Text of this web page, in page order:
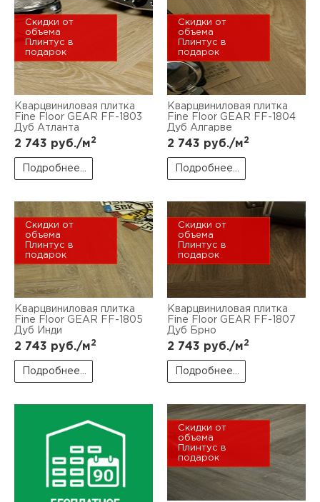
Скидки от
объема
Плинтус в
подарок
Кварцвиниловая плитка
Fine Floor GEAR FF-1803
Дуб Атланта
2 743 руб./м2
Подробнее...
Скидки от
объема
Плинтус в
подарок
Кварцвиниловая плитка
Fine Floor GEAR FF-1804
Дуб Алгарве
2 743 руб./м2
Подробнее...
Скидки от
объема
Плинтус в
подарок
Кварцвиниловая плитка
Fine Floor GEAR FF-1805
Дуб Инди
2 743 руб./м2
Подробнее...
Скидки от
объема
Плинтус в
подарок
Кварцвиниловая плитка
Fine Floor GEAR FF-1807
Дуб Брно
2 743 руб./м2
Подробнее...
Скидки от
объема
Плинтус в
подарок